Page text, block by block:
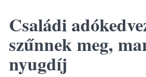
Családi
szűnnek meg,
nyugdíj